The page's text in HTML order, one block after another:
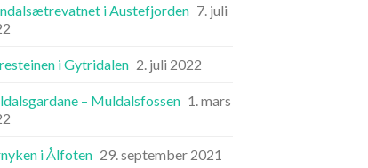
i Austefjorden 7. juli
i Gytridalen 2. juli 2022
– Muldalsfossen 1. mars
i Ålfoten 29. september 2021